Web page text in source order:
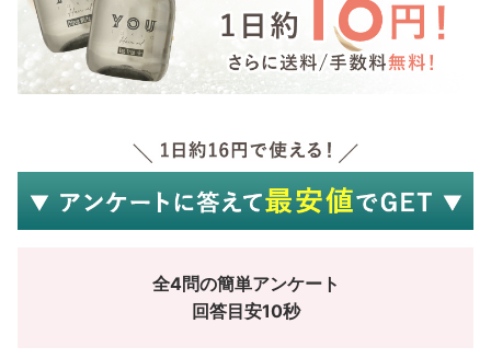
全4問の簡単アンケート
回答目安10秒